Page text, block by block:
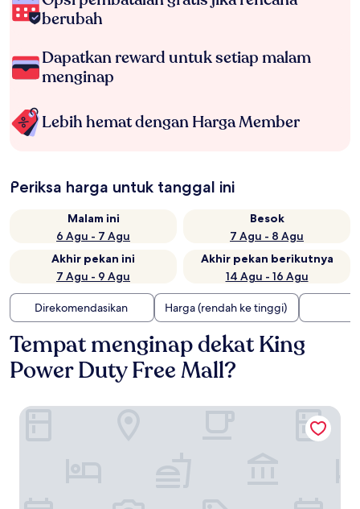
berubah
Dapatkan reward untuk setiap malam
menginap
Lebih hemat dengan Harga Member
Periksa harga untuk tanggal ini
Malam ini
6 Agu - 7 Agu
Besok
7 Agu - 8 Agu
Akhir pekan ini
7 Agu - 9 Agu
Akhir pekan berikutnya
14 Agu - 16 Agu
Direkomendasikan Harga (rendah ke tinggi)
Tempat menginap dekat King
Power Duty Free Mall?
Arbour Hotel And Residence Pattaya